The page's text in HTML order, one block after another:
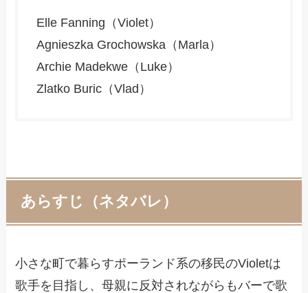
Elle Fanning（Violet）
Agnieszka Grochowska（Marla）
Archie Madekwe（Luke）
Zlatko Buric（Vlad）
あらすじ（ネタバレ）
小さな町で暮らすポーランド系の移民のVioletは
歌手を目指し、母親に反対されながらもバーで歌